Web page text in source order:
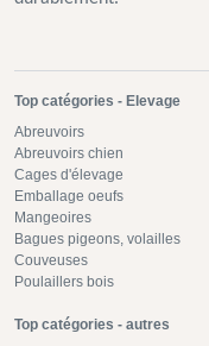
Top catégories - Elevage
Abreuvoirs
Abreuvoirs chien
Cages d'élevage
Emballage oeufs
Mangeoires
Bagues pigeons, volailles
Couveuses
Poulaillers bois
Top catégories - autres